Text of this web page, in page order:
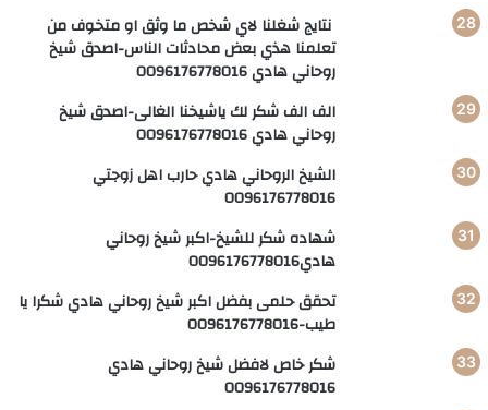
نتايج شغلنا لاي شخص ما وثق او متخوف من
تعلمنا هذي بعض محادثات الناس-اصدق شيخ
روحاني هادي 0096176778016
الف الف شكر لك ياشيخنا الغالى-اصدق شيخ
روحاني هادي 0096176778016
الشيخ الروحاني هادي حارب اهل زوجتي
0096176778016
شهاده شكر للشيخ-اكبر شيخ روحاني
هادي0096176778016
تحقق حلمى بفضل اكبر شيخ روحاني هادي شكرا يا
طيب-0096176778016
شكر خاص لافضل شيخ روحاني هادي
0096176778016